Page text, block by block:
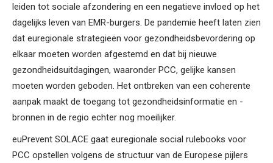
leiden tot sociale afzondering en een negatieve invloed op het
dagelijks leven van EMR-burgers. De pandemie heeft laten zien
dat euregionale strategieën voor gezondheidsbevordering op
elkaar moeten worden afgestemd en dat bij nieuwe
gezondheidsuitdagingen, waaronder PCC, gelijke kansen
moeten worden geboden. Het ontbreken van een coherente
aanpak maakt de toegang tot gezondheidsinformatie en -
bronnen in de regio echter nog moeilijker.
euPrevent SOLACE gaat euregionale social rulebooks voor
PCC opstellen volgens de structuur van de Europese pijlers